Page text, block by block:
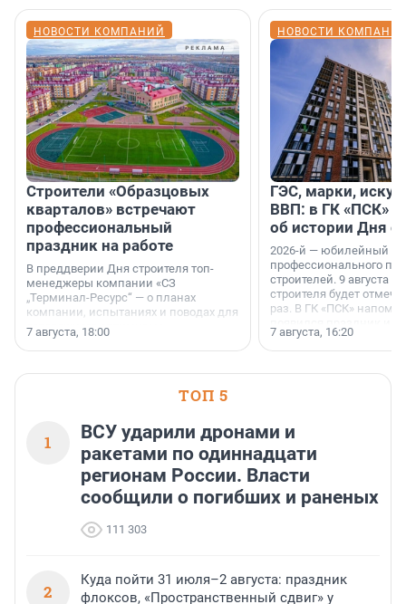
НОВОСТИ КОМПАНИЙ
Строители «Образцовых
кварталов» встречают
профессиональный
праздник на работе
В преддверии Дня строителя топ-
менеджеры компании «СЗ
„Терминал-Ресурс“ — о планах
компании, испытаниях и поводах для
осторожного оптимизма.
7 августа, 18:00
НОВОСТИ
ГЭС, марки,
ВВП: в ГК «ПСК»
об истории Дня
2026-й — юбилейный
профессионального
строителей. 9 августа
строителя будет
раз. В ГК «ПСК»
поменялась роль
7 августа, 16:20
ТОП 5
1
ВСУ ударили дронами и
ракетами по одиннадцати
регионам России. Власти
сообщили о погибших и раненых
111 303
2
Куда пойти 31 июля–2 августа: праздник
флоксов, «Пространственный сдвиг» у